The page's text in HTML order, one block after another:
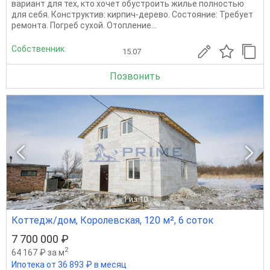
вариант для тех, кто хочет обустроить жилье полностью
для себя. Конструктив: кирпич-дерево. Состояние: Требует
ремонта. Погреб сухой. Отопление...
Собственник 15.07
Позвонить
1 из 10
Коттедж/дом, Королевская, 120 м², 6 соток
7 700 000 ₽
64 167 ₽ за м2
Ипотека от 36 893 ₽ в месяц